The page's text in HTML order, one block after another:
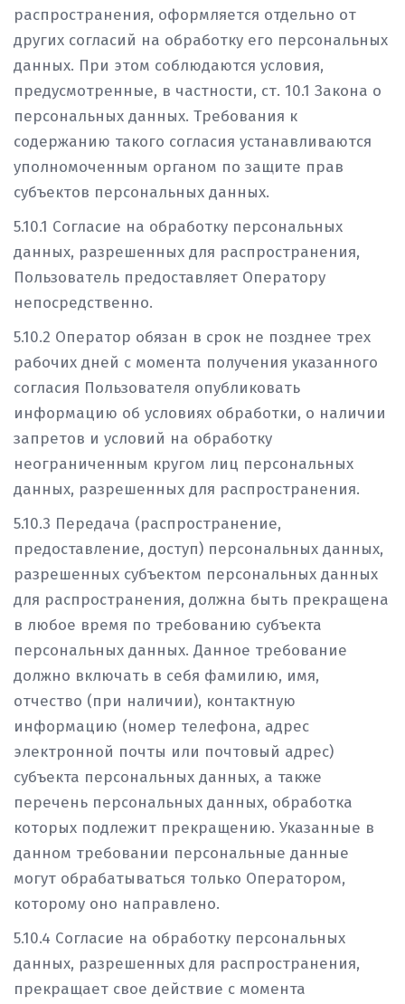
распространения, оформляется отдельно от
других согласий на обработку его персональных
данных. При этом соблюдаются условия,
предусмотренные, в частности, ст. 10.1 Закона о
персональных данных. Требования к
содержанию такого согласия устанавливаются
уполномоченным органом по защите прав
субъектов персональных данных.
5.10.1 Согласие на обработку персональных
данных, разрешенных для распространения,
Пользователь предоставляет Оператору
непосредственно.
5.10.2 Оператор обязан в срок не позднее трех
рабочих дней с момента получения указанного
согласия Пользователя опубликовать
информацию об условиях обработки, о наличии
запретов и условий на обработку
неограниченным кругом лиц персональных
данных, разрешенных для распространения.
5.10.3 Передача (распространение,
предоставление, доступ) персональных данных,
разрешенных субъектом персональных данных
для распространения, должна быть прекращена
в любое время по требованию субъекта
персональных данных. Данное требование
должно включать в себя фамилию, имя,
отчество (при наличии), контактную
информацию (номер телефона, адрес
электронной почты или почтовый адрес)
субъекта персональных данных, а также
перечень персональных данных, обработка
которых подлежит прекращению. Указанные в
данном требовании персональные данные
могут обрабатываться только Оператором,
которому оно направлено.
5.10.4 Согласие на обработку персональных
данных, разрешенных для распространения,
прекращает свое действие с момента